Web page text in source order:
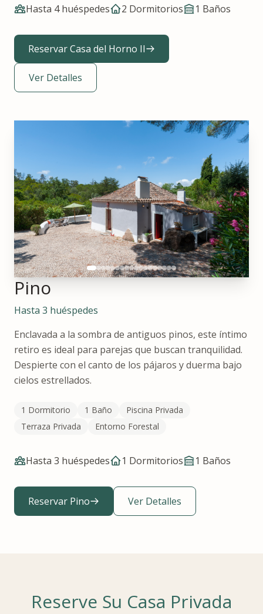
Hasta 4 huéspedes 2 Dormitorios 1 Baños
Reservar Casa del Horno II
Ver Detalles
Pino
Hasta 3 huéspedes
Enclavada a la sombra de antiguos pinos, este íntimo
retiro es ideal para parejas que buscan tranquilidad.
Despierte con el canto de los pájaros y duerma bajo
cielos estrellados.
1 Dormitorio 1 Baño
Piscina Privada
Terraza Privada
Entorno Forestal
Hasta 3 huéspedes 1 Dormitorios 1 Baños
Reservar Pino Ver Detalles
Reserve Su Casa Privada